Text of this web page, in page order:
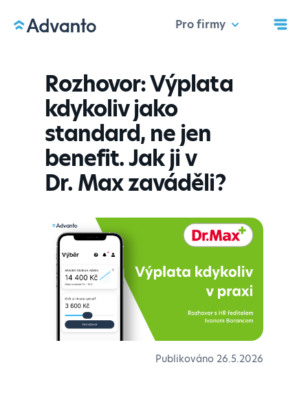
Pro firmy
Rozhovor: Výplata
kdykoliv jako
standard, ne jen
benefit. Jak ji v
Dr. Max zaváděli?
Publikováno 26.5.2026